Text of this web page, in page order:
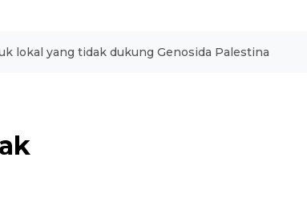
lokal yang tidak dukung Genosida Palestina